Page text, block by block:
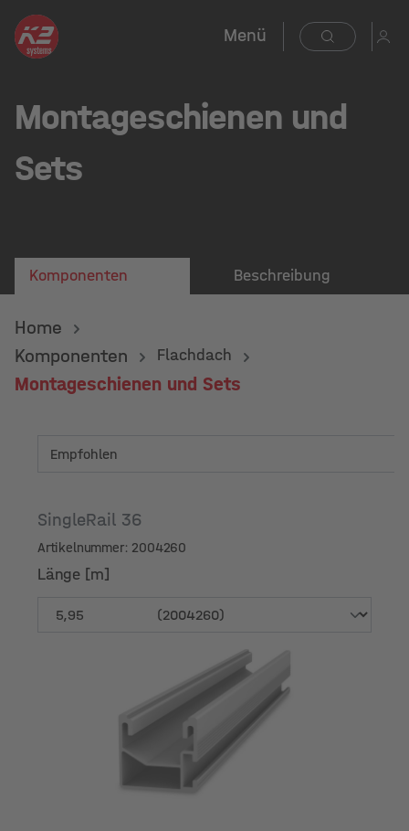
Menü
Montageschienen und
Sets
Komponenten Beschreibung
Home
Komponenten
Flachdach
Montageschienen und Sets
SingleRail 36
Artikelnummer: 2004260
Länge [m]